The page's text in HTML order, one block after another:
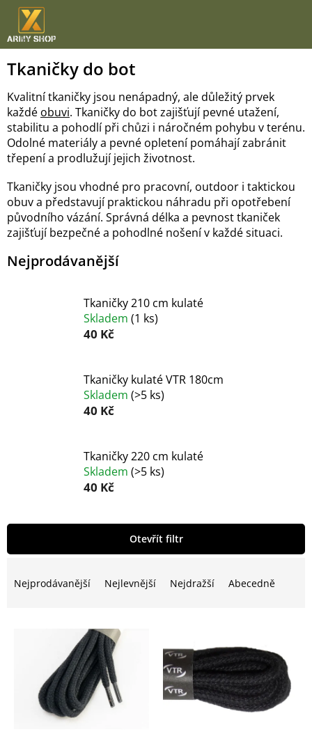
Přejít
obsah
Tkaničky do bot
Kvalitní tkaničky jsou nenápadný, ale důležitý prvek
každé obuvi. Tkaničky do bot zajišťují pevné utažení,
stabilitu a pohodlí při chůzi i náročném pohybu v terénu.
Odolné materiály a pevné opletení pomáhají zabránit
třepení a prodlužují jejich životnost.
Tkaničky jsou vhodné pro pracovní, outdoor i taktickou
obuv a představují praktickou náhradu při opotřebení
původního vázání. Správná délka a pevnost tkaniček
zajišťují bezpečné a pohodlné nošení v každé situaci.
Nejprodávanější
Tkaničky 210 cm kulaté
Skladem (1 ks)
40 Kč
Tkaničky kulaté VTR 180cm
Skladem (>5 ks)
40 Kč
Tkaničky 220 cm kulaté
Skladem (>5 ks)
40 Kč
Nejprodávanější Nejlevnější Nejdražší Abecedně
Otevřít filtr
V
p